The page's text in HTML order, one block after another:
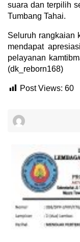
suara dan terpilih
Tumbang Tahai.
Seluruh rangkaian
mendapat
pelayanan
(dk_reborn168)
Post Views: 60